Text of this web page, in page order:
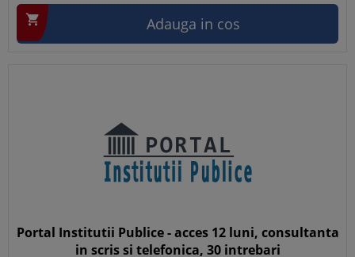
 Adauga in cos
Portal Institutii Publice - acces 12 luni, consultanta
in scris si telefonica, 30 intrebari